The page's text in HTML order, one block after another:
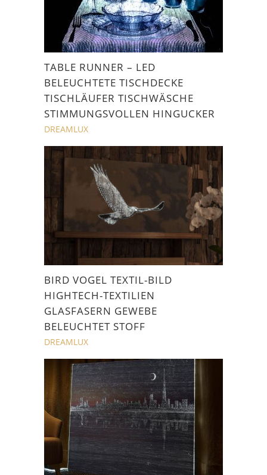
TABLE RUNNER – LED
BELEUCHTETE TISCHDECKE
TISCHLÄUFER TISCHWÄSCHE
STIMMUNGSVOLLEN HINGUCKER
DREAMLUX
BIRD VOGEL TEXTIL-BILD
HIGHTECH-TEXTILIEN
GLASFASERN GEWEBE
BELEUCHTET STOFF
DREAMLUX